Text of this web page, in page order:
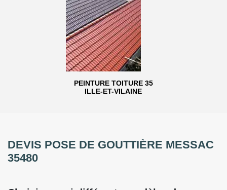
PEINTURE TOITURE 35
ILLE-ET-VILAINE
DEVIS POSE DE GOUTTIÈRE MESSAC
35480